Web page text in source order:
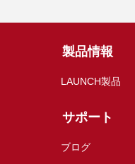
製品情報
LAUNCH製品
サポート
ブログ